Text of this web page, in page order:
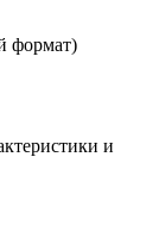
формат)
и